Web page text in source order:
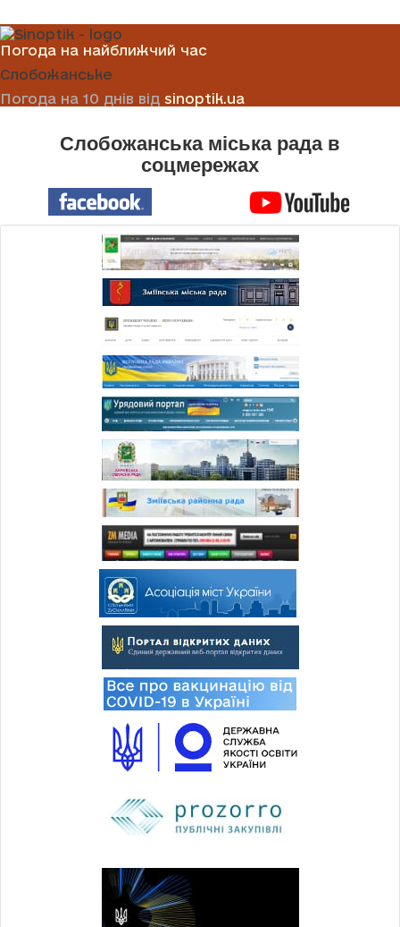
Погода на найближчий час
Слобожанське
Погода на 10 днів від sinoptik.ua
Слобожанська міська рада в
соцмережах